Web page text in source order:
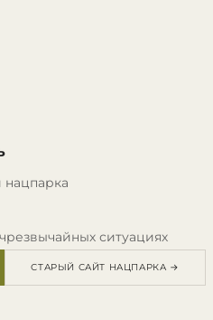
ситуациях
СТАРЫЙ САЙТ НАЦПАРКА →